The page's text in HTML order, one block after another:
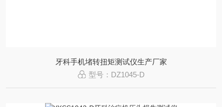
牙科手机堵转扭矩测试仪生产厂家
型号：DZ1045-D